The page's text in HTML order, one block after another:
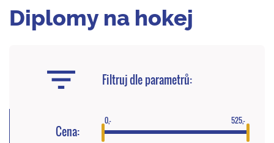
Diplomy na hokej
Filtruj dle parametrů:
Cena:
0,- 525,-